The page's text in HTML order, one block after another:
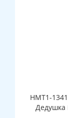
НМТ1-
Дедушка